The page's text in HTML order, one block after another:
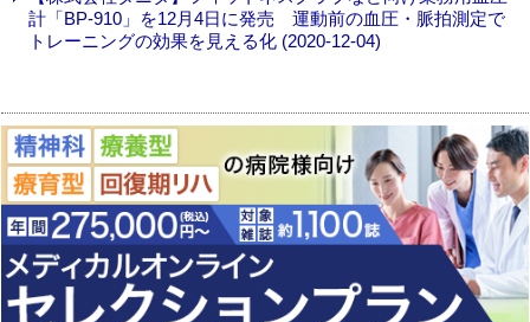
計「BP-910」を12月4日に発売 運動前の血圧・脈拍測定で
トレーニングの効果を見える化 (2020-12-04)